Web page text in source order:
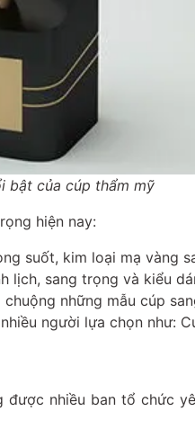
bật của cúp thẩm mỹ
hiện nay:
suốt, kim loại mạ vàng
lịch, sang trọng và kiểu
những mẫu cúp
người lựa chọn như:
nhiều ban tổ chức